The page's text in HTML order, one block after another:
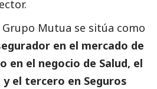
Grupo Mutua se sitúa como
en el mercado de
en el negocio de Salud, el
el tercero en Seguros